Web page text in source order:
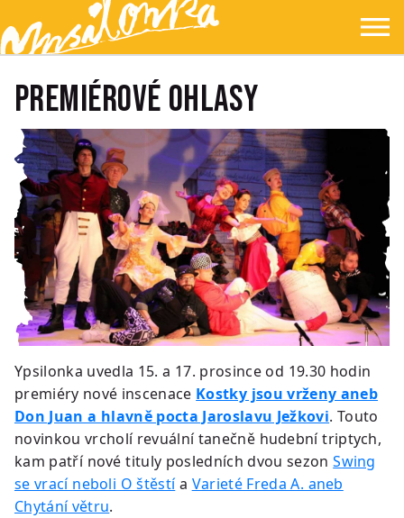
Přejít na hlavní obsah
Přejít na navigaci
Přejít na hledání
Ypsilonka ☰
Premiérové ohlasy
Ypsilonka uvedla 15. a 17. prosince od 19.30 hodin
premiéry nové inscenace Kostky jsou vrženy aneb
Don Juan a hlavně pocta Jaroslavu Ježkovi. Touto
novinkou vrcholí revuální tanečně hudební triptych,
kam patří nové tituly posledních dvou sezonSwing
se vrací neboli O štěstía Varieté Freda A. aneb
Chytání větru.